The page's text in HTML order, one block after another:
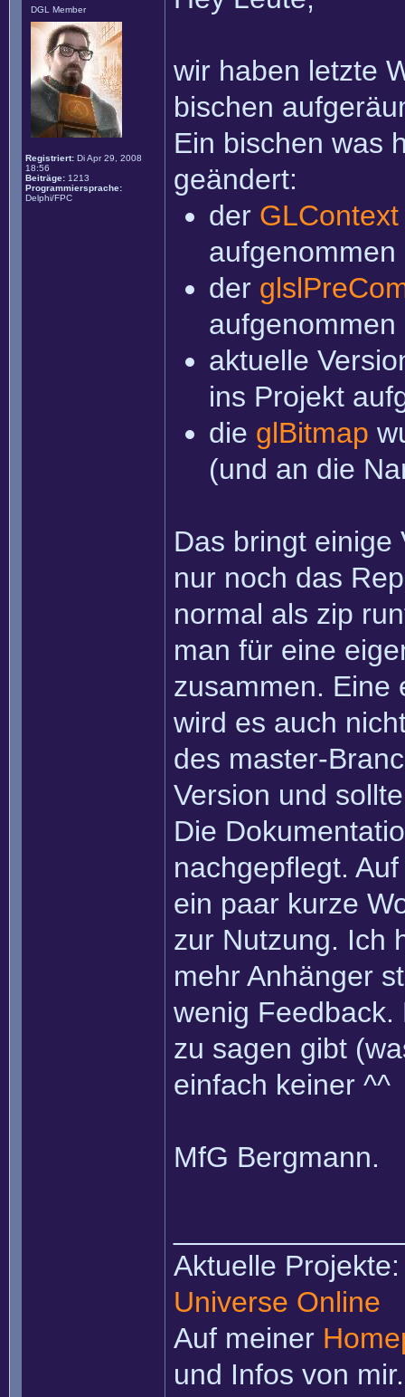
DGL Member
Registriert: Di Apr 29, 2008
18:56
Beiträge: 1213
Programmiersprache:
Delphi/FPC
wir haben letzte
bischen
Ein bischen was
geändert:
der GLContext
aufgenommen
der
aufgenommen
aktuelle
ins Projekt
die glBitmap
(und an die
Das bringt einige
nur noch das
normal als zip
man für eine
zusammen. Eine
wird es auch
des master-
Version und
Die
nachgepflegt.
ein paar kurze
zur Nutzung. Ich
mehr Anhänger
wenig
zu sagen gibt
einfach keiner ^^
MfG Bergmann.
Aktuelle
Universe Online
Auf meiner
und Infos von mir.